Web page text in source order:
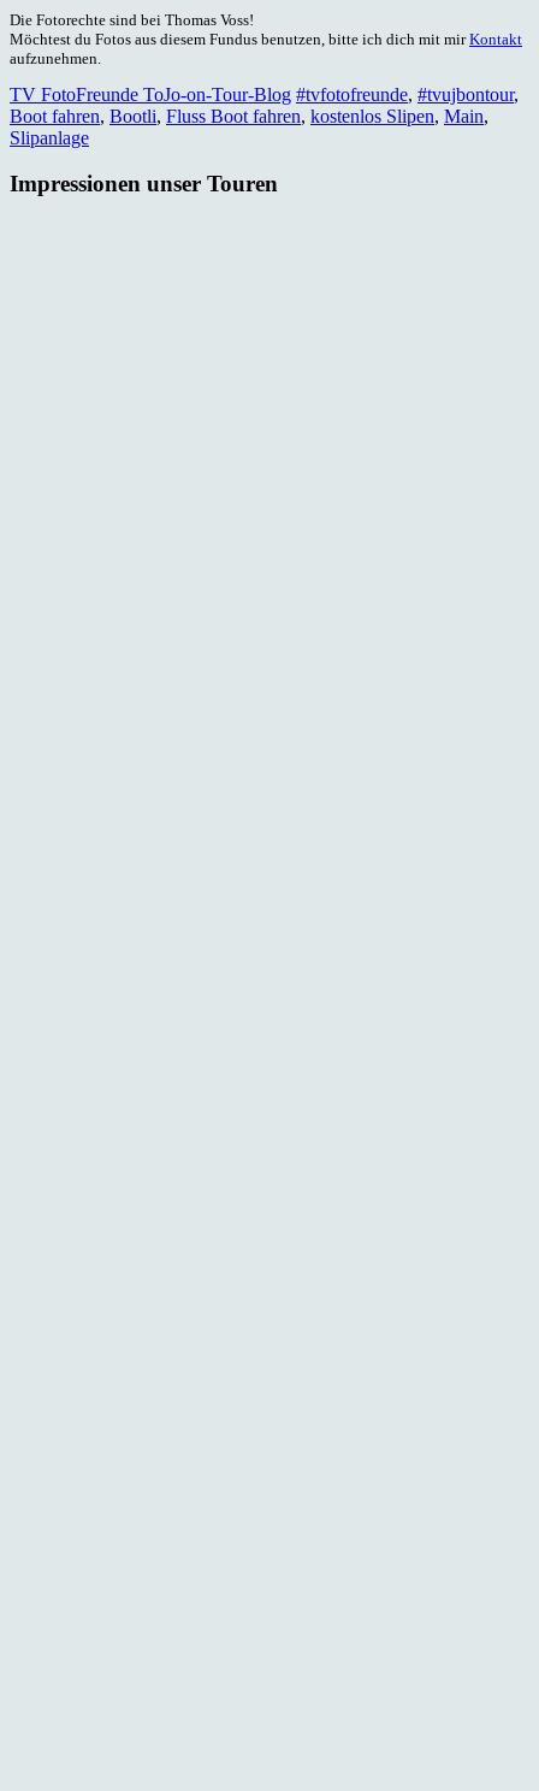
Die Fotorechte sind bei Thomas Voss!
Möchtest du Fotos aus diesem Fundus benutzen, bitte ich dich mit mirKontakt
aufzunehmen.
TV FotoFreunde ToJo-on-Tour-Blog #tvfotofreunde, #tvujbontour,
Boot fahren, Bootli, Fluss Boot fahren, kostenlos Slipen, Main,
Slipanlage
Impressionen unser Touren